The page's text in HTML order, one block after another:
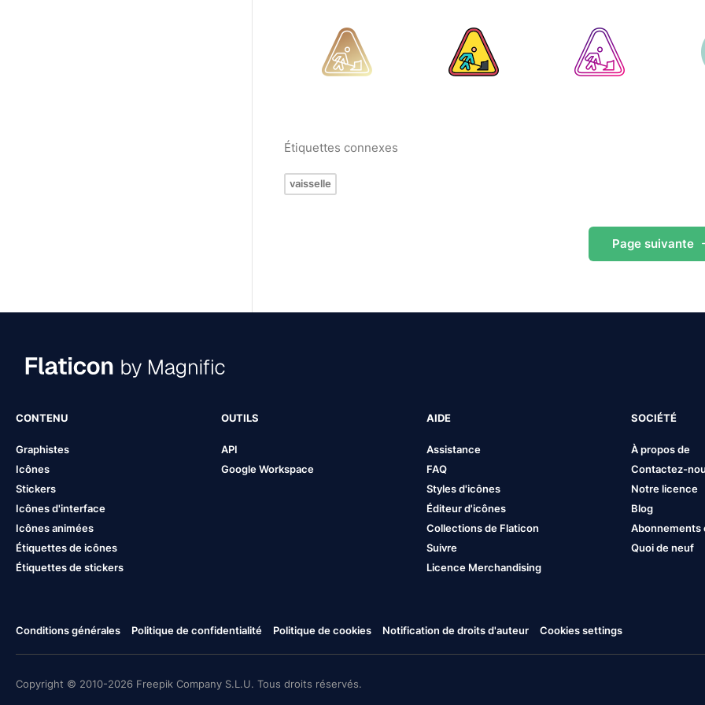
Étiquettes connexes
vaisselle
Pagesuivante
CONTENU
Graphistes
Icônes
Stickers
Icônes d'interface
Icônes animées
Étiquettes de icônes
Étiquettes de stickers
OUTILS
API
Google Workspace
AIDE
Assistance
FAQ
Styles d'icônes
Éditeur d'icônes
Collections de Flaticon
Suivre
Licence Merchandising
SOCIÉTÉ
À propos de
Contactez-
Notre licence
Blog
Abonnements
Quoi de neuf
Conditions générales Politique de confidentialité Politique de cookies Notification de droits d'auteur Cookies settings
Copyright © 2010-2026 Freepik Company S.L.U. Tous droits réservés.